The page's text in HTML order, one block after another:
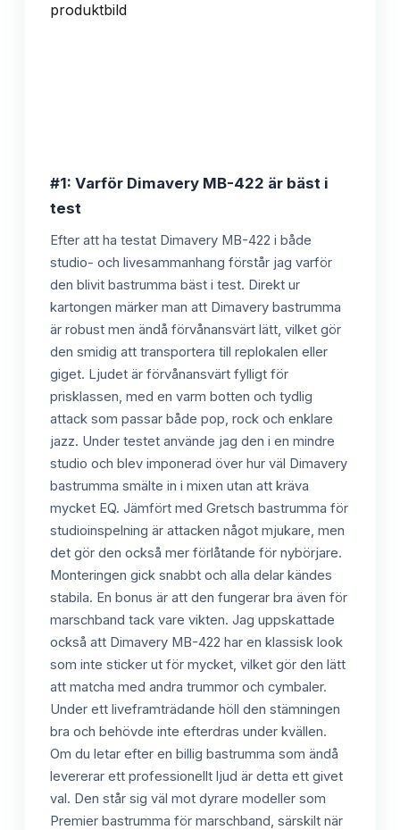
#1: Varför Dimavery MB-422 är bäst i
test
Efter att ha testat Dimavery MB-422 i både
studio- och livesammanhang förstår jag varför
den blivit bastrumma bäst i test. Direkt ur
kartongen märker man att Dimavery bastrumma
är robust men ändå förvånansvärt lätt, vilket gör
den smidig att transportera till replokalen eller
giget. Ljudet är förvånansvärt fylligt för
prisklassen, med en varm botten och tydlig
attack som passar både pop, rock och enklare
jazz. Under testet använde jag den i en mindre
studio och blev imponerad över hur väl Dimavery
bastrumma smälte in i mixen utan att kräva
mycket EQ. Jämfört med Gretsch bastrumma för
studioinspelning är attacken något mjukare, men
det gör den också mer förlåtande för nybörjare.
Monteringen gick snabbt och alla delar kändes
stabila. En bonus är att den fungerar bra även för
marschband tack vare vikten. Jag uppskattade
också att Dimavery MB-422 har en klassisk look
som inte sticker ut för mycket, vilket gör den lätt
att matcha med andra trummor och cymbaler.
Under ett liveframträdande höll den stämningen
bra och behövde inte efterdras under kvällen.
Om du letar efter en billig bastrumma som ändå
levererar ett professionellt ljud är detta ett givet
val. Den står sig väl mot dyrare modeller som
Premier bastrumma för marschband, särskilt när